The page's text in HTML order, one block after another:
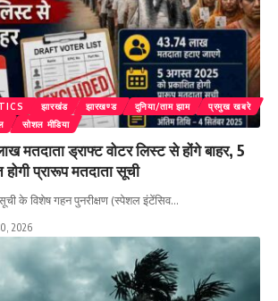
झारखंड झारखण्ड दुनिया/ताम झाम
प्रमुख खबरे
सोशल मीडिया
मतदाता ड्राफ्ट वोटर लिस्ट से होंगे बाहर, 5
प्रारूप मतदाता सूची
के विशेष गहन पुनरीक्षण (स्पेशल इंटेंसिव…
2026